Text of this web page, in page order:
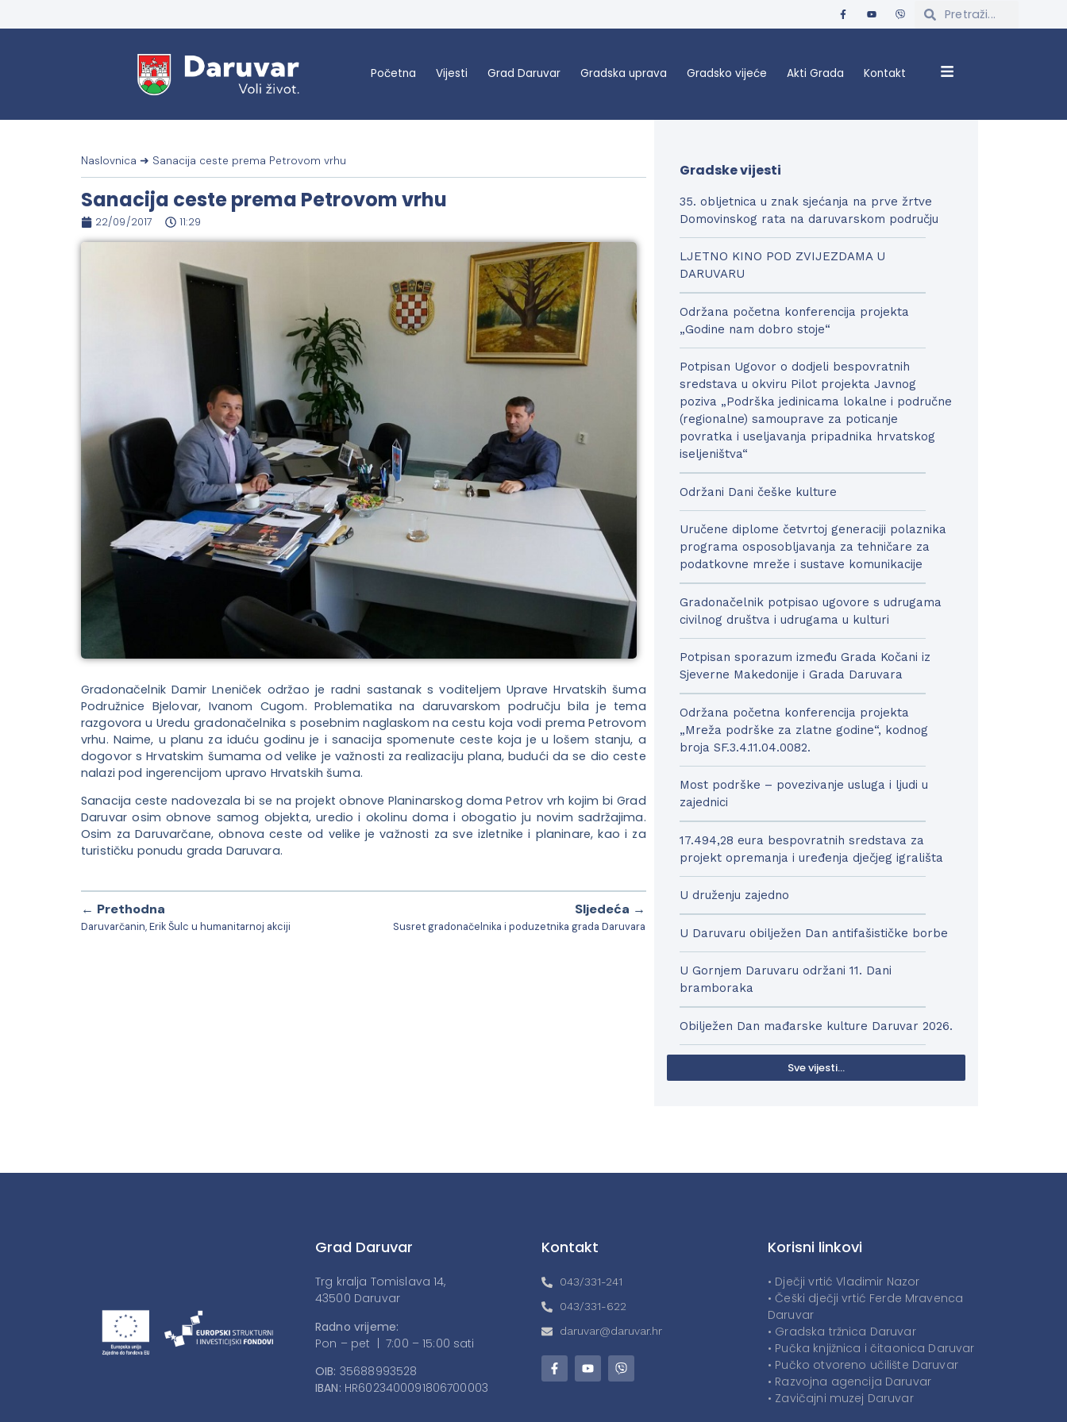
Početna Vijesti Grad Daruvar Gradska uprava Gradsko vijeće Akti Grada Kontakt
Naslovnica ➜ Sanacija ceste prema Petrovom vrhu
Sanacija ceste prema Petrovom vrhu
22/09/2017 11:29
Gradonačelnik Damir Lneniček održao je radni sastanak s voditeljem Uprave Hrvatskih šuma
Podružnice Bjelovar, Ivanom Cugom. Problematika na daruvarskom području bila je tema
razgovora u Uredu gradonačelnika s posebnim naglaskom na cestu koja vodi prema Petrovom
vrhu. Naime, u planu za iduću godinu je i sanacija spomenute ceste koja je u lošem stanju, a
dogovor s Hrvatskim šumama od velike je važnosti za realizaciju plana, budući da se dio ceste
nalazi pod ingerencijom upravo Hrvatskih šuma.
Sanacija ceste nadovezala bi se na projekt obnove Planinarskog doma Petrov vrh kojim bi Grad
Daruvar osim obnove samog objekta, uredio i okolinu doma i obogatio ju novim sadržajima.
Osim za Daruvarčane, obnova ceste od velike je važnosti za sve izletnike i planinare, kao i za
turističku ponudu grada Daruvara.
← Prethodna
Daruvarčanin, Erik Šulc u humanitarnoj akciji
Sljedeća →
Susret gradonačelnika i poduzetnika grada Daruvara
Gradske vijesti
35. obljetnica u znak sjećanja na prve žrtve
Domovinskog rata na daruvarskom području
LJETNO KINO POD ZVIJEZDAMA U
DARUVARU
Održana početna konferencija projekta
„Godine nam dobro stoje“
Potpisan Ugovor o dodjeli bespovratnih
sredstava u okviru Pilot projekta Javnog
poziva „Podrška jedinicama lokalne i područne
(regionalne) samouprave za poticanje
povratka i useljavanja pripadnika hrvatskog
iseljeništva“
Održani Dani češke kulture
Uručene diplome četvrtoj generaciji polaznika
programa osposobljavanja za tehničare za
podatkovne mreže i sustave komunikacije
Gradonačelnik potpisao ugovore s udrugama
civilnog društva i udrugama u kulturi
Potpisan sporazum između Grada Kočani iz
Sjeverne Makedonije i Grada Daruvara
Održana početna konferencija projekta
„Mreža podrške za zlatne godine“, kodnog
broja SF.3.4.11.04.0082.
Most podrške – povezivanje usluga i ljudi u
zajednici
17.494,28 eura bespovratnih sredstava za
projekt opremanja i uređenja dječjeg igrališta
U druženju zajedno
U Daruvaru obilježen Dan antifašističke borbe
U Gornjem Daruvaru održani 11. Dani
bramboraka
Obilježen Dan mađarske kulture Daruvar 2026.
Sve vijesti...
Grad Daruvar
Trg kralja Tomislava 14,
43500 Daruvar
Radno vrijeme:
Pon – pet | 7:00 – 15:00 sati
OIB: 35688993528
IBAN: HR6023400091806700003
Kontakt
043/331-241
043/331-622
daruvar@daruvar.hr
Korisni linkovi
• Dječji vrtić Vladimir Nazor
• Češki dječji vrtić Ferde Mravenca
Daruvar
• Gradska tržnica Daruvar
• Pučka knjižnica i čitaonica Daruvar
• Pučko otvoreno učilište Daruvar
• Razvojna agencija Daruvar
• Zavičajni muzej Daruvar